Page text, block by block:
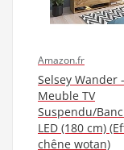
Amazon.fr
Selsey Wander -
Meuble TV
Suspendu/Banc
LED (180 cm)
chêne wotan)